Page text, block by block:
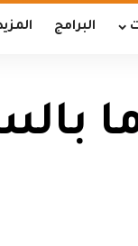
البرامج